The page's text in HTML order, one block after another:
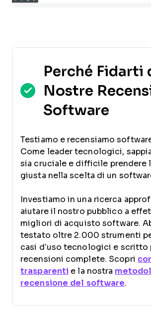
Perché Fidarti
Nostre
Software
Testiamo e recensiamo
Come leader tecnologici,
sia cruciale e difficile prendere
giusta nella scelta di un
Investiamo in una ricerca
aiutare il nostro pubblico a
migliori di acquisto software.
testato oltre 2.000 strumenti
casi d’uso tecnologici e scritto
recensioni complete. Scopri
trasparenti e la nostra
recensione del software.